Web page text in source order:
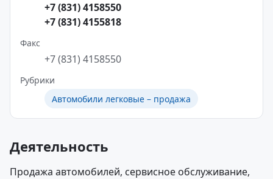
+7 (831) 4158550
+7 (831) 4155818
Факс
+7 (831) 4158550
Рубрики
Автомобили легковые – продажа
Деятельность
Продажа автомобилей, сервисное обслуживание,